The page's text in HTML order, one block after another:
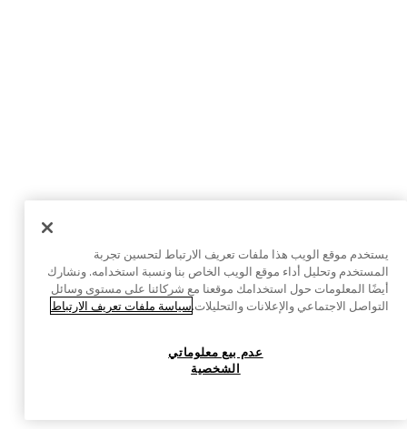
يستخدم موقع الويب هذا ملفات تعريف الارتباط لتحسين تجربة
المستخدم وتحليل أداء موقع الويب الخاص بنا ونسبة استخدامه. ونشارك
أيضًا المعلومات حول استخدامك موقعنا مع شركائنا على مستوى وسائل
التواصل الاجتماعي والإعلانات والتحليلات.سياسة ملفات تعريف الارتباط
عدم بيع معلوماتي
الشخصية